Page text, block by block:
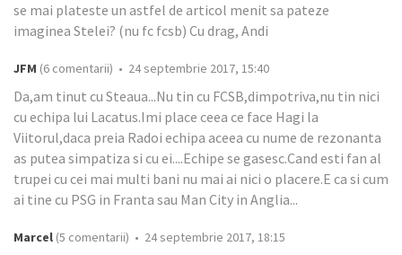
se mai plateste un astfel de articol menit sa pateze
imaginea Stelei? (nu fc fcsb) Cu drag, Andi
JFM (6 comentarii) • 24 septembrie 2017, 15:40
Da,am tinut cu Steaua...Nu tin cu FCSB,dimpotriva,nu tin nici
cu echipa lui Lacatus.Imi place ceea ce face Hagi la
Viitorul,daca preia Radoi echipa aceea cu nume de rezonanta
as putea simpatiza si cu ei....Echipe se gasesc.Cand esti fan al
trupei cu cei mai multi bani nu mai ai nici o placere.E ca si cum
ai tine cu PSG in Franta sau Man City in Anglia...
Marcel (5 comentarii) • 24 septembrie 2017, 18:15